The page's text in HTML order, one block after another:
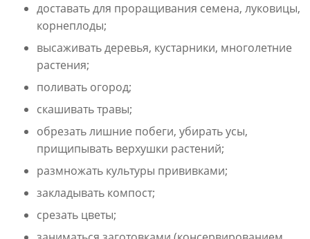
доставать для проращивания семена, луковицы,
корнеплоды;
высаживать деревья, кустарники, многолетние
растения;
поливать огород;
скашивать травы;
обрезать лишние побеги, убирать усы,
прищипывать верхушки растений;
размножать культуры прививками;
закладывать компост;
срезать цветы;